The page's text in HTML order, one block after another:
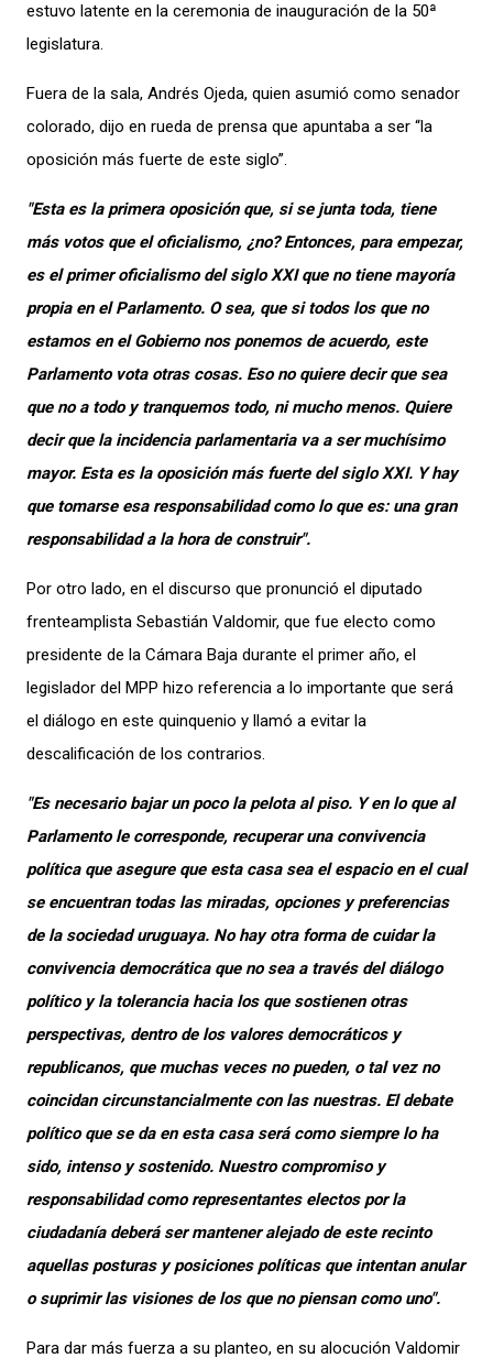
estuvo latente en la ceremonia de inauguración de la 50ª
legislatura.
Fuera de la sala, Andrés Ojeda, quien asumió como senador
colorado, dijo en rueda de prensa que apuntaba a ser “la
oposición más fuerte de este siglo”.
"Esta es la primera oposición que, si se junta toda, tiene
más votos que el oficialismo, ¿no? Entonces, para empezar,
es el primer oficialismo del siglo XXI que no tiene mayoría
propia en el Parlamento. O sea, que si todos los que no
estamos en el Gobierno nos ponemos de acuerdo, este
Parlamento vota otras cosas. Eso no quiere decir que sea
que no a todo y tranquemos todo, ni mucho menos. Quiere
decir que la incidencia parlamentaria va a ser muchísimo
mayor. Esta es la oposición más fuerte del siglo XXI. Y hay
que tomarse esa responsabilidad como lo que es: una gran
responsabilidad a la hora de construir".
Por otro lado, en el discurso que pronunció el diputado
frenteamplista Sebastián Valdomir, que fue electo como
presidente de la Cámara Baja durante el primer año, el
legislador del MPP hizo referencia a lo importante que será
el diálogo en este quinquenio y llamó a evitar la
descalificación de los contrarios.
"Es necesario bajar un poco la pelota al piso. Y en lo que al
Parlamento le corresponde, recuperar una convivencia
política que asegure que esta casa sea el espacio en el cual
se encuentran todas las miradas, opciones y preferencias
de la sociedad uruguaya. No hay otra forma de cuidar la
convivencia democrática que no sea a través del diálogo
político y la tolerancia hacia los que sostienen otras
perspectivas, dentro de los valores democráticos y
republicanos, que muchas veces no pueden, o tal vez no
coincidan circunstancialmente con las nuestras. El debate
político que se da en esta casa será como siempre lo ha
sido, intenso y sostenido. Nuestro compromiso y
responsabilidad como representantes electos por la
ciudadanía deberá ser mantener alejado de este recinto
aquellas posturas y posiciones políticas que intentan anular
o suprimir las visiones de los que no piensan como uno".
Para dar más fuerza a su planteo, en su alocución Valdomir